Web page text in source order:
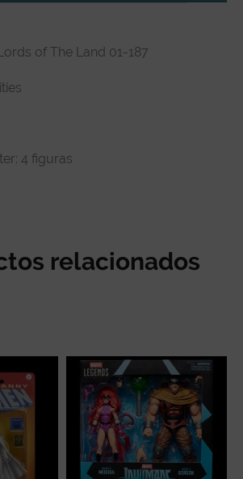
técnicas
of The Land 01-187
4 figuras
relacionados